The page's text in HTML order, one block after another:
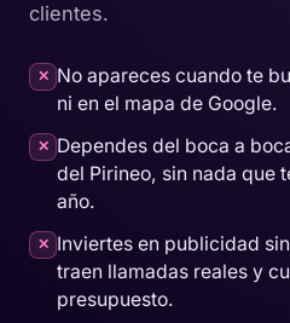
clientes.
✕ No apareces cuando te
ni en el mapa de Google.
✕ Dependes del boca a
del Pirineo, sin nada que
año.
✕ Inviertes en publicidad
traen llamadas reales y
presupuesto.